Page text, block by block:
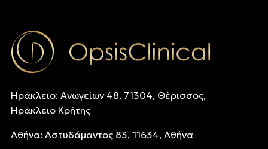
Ηράκλειο: Ανωγείων 48, 71304, Θέρισσος,
Ηράκλειο Κρήτης
Αθήνα: Αστυδάμαντος 83, 11634, Αθήνα